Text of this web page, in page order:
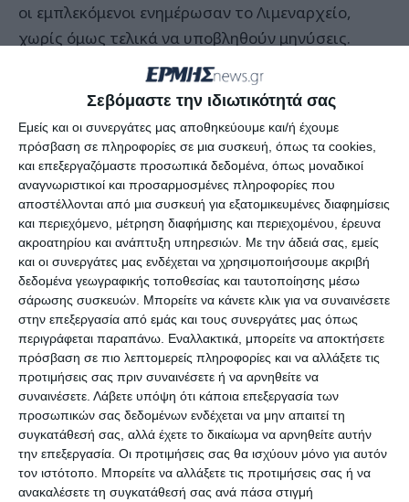
Σεβόμαστε την ιδιωτικότητά σας
Εμείς και οι συνεργάτες μας αποθηκεύουμε και/ή έχουμε
πρόσβαση σε πληροφορίες σε μια συσκευή, όπως τα cookies,
και επεξεργαζόμαστε προσωπικά δεδομένα, όπως μοναδικοί
αναγνωριστικοί και προσαρμοσμένες πληροφορίες που
αποστέλλονται από μια συσκευή για εξατομικευμένες διαφημίσεις
και περιεχόμενο, μέτρηση διαφήμισης και περιεχομένου, έρευνα
ακροατηρίου και ανάπτυξη υπηρεσιών. Με την άδειά σας, εμείς
και οι συνεργάτες μας ενδέχεται να χρησιμοποιήσουμε ακριβή
δεδομένα γεωγραφικής τοποθεσίας και ταυτοποίησης μέσω
σάρωσης συσκευών. Μπορείτε να κάνετε κλικ για να συναινέσετε
στην επεξεργασία από εμάς και τους συνεργάτες μας όπως
περιγράφεται παραπάνω. Εναλλακτικά, μπορείτε να αποκτήσετε
πρόσβαση σε πιο λεπτομερείς πληροφορίες και να αλλάξετε τις
προτιμήσεις σας πριν συναινέσετε ή να αρνηθείτε να
συναινέσετε. Λάβετε υπόψη ότι κάποια επεξεργασία των
προσωπικών σας δεδομένων ενδέχεται να μην απαιτεί τη
συγκατάθεσή σας, αλλά έχετε το δικαίωμα να αρνηθείτε αυτήν
την επεξεργασία. Οι προτιμήσεις σας θα ισχύουν μόνο για αυτόν
τον ιστότοπο. Μπορείτε να αλλάξετε τις προτιμήσεις σας ή να
ανακαλέσετε τη συγκατάθεσή σας ανά πάσα στιγμή
οι εμπλεκόμενοι ενημέρωσαν το Λιμεναρχείο,
χωρίς όμως τελικά να υποβληθούν μηνύσεις.
Αυτό ωστόσο που αξίζει να αναφέρουμε είναι
πως το παραπάνω περιστατικό δεν είναι το
μοναδικό που έχει απασχολήσει το τελευταίο
διάστημα τις λιμενικές αρχές και όπως δήλωσε ο
ίδιος ο Λιμενάρχης Νίκος Κοκκάλας στον –Ε-
πολλές φορές το τελευταίο διάστημα η Υπηρεσία
γίνεται «μάρτυρας» ανάλογων καταστάσεων.
Όπως εξήγησε πιο συγκεκριμένα, οι καιρικές
συνθήκες που επικρατούν στην περιοχή είναι
ιδιαίτερες και απαιτούν συνεχή παρακολούθηση
με αποτέλεσμα, όταν πνέουν άνεμοι που μπορεί
να θέσουν σε κίνδυνο τους επιβάτες και το
πλήρωμα, το Λιμεναρχείο απαγορεύει την
προσέγγιση της ακτής του Ναυαγίου από κάποια
τουριστικά σκάφη.